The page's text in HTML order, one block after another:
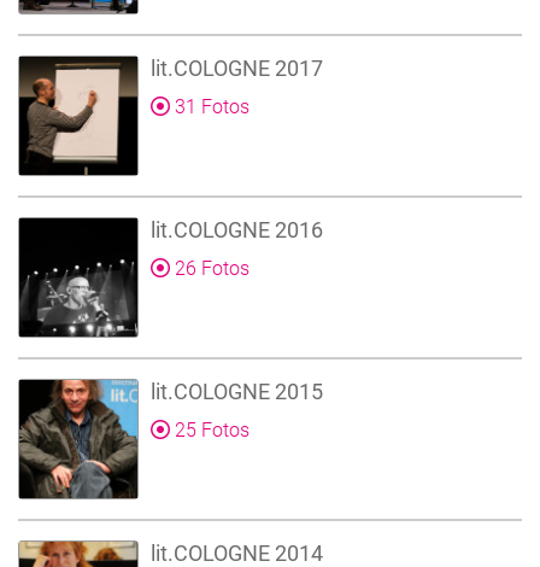
lit.COLOGNE 2017
31 Fotos
lit.COLOGNE 2016
26 Fotos
lit.COLOGNE 2015
25 Fotos
lit.COLOGNE 2014